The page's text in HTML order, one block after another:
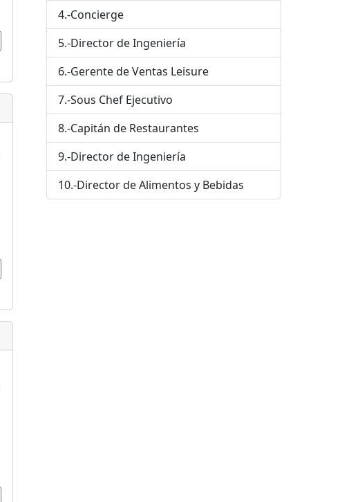
4.-Concierge
5.-Director de Ingeniería
6.-Gerente de Ventas Leisure
7.-Sous Chef Ejecutivo
8.-Capitán de Restaurantes
9.-Director de Ingeniería
10.-Director de Alimentos y Bebidas